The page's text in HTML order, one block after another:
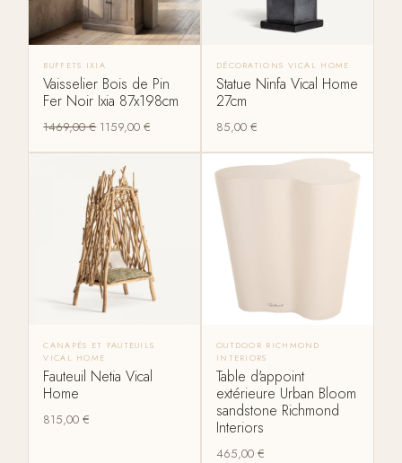
BUFFETS IXIA
Vaisselier Bois de Pin
Fer Noir Ixia 87x198cm
1469,00€ 1159,00€
DÉCORATIONS VICAL HOME
Statue Ninfa Vical Home
27cm
85,00 €
CANAPÉS ET FAUTEUILS
VICAL HOME
Fauteuil Netia Vical
Home
815,00€
OUTDOOR RICHMOND
INTERIORS
Table d'appoint
extérieure Urban Bloom
sandstone Richmond
Interiors
465,00 €